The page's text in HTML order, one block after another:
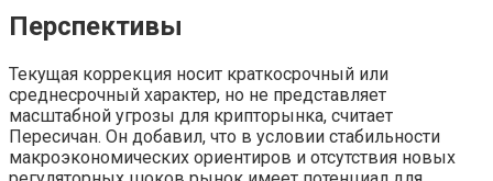
Перспективы
Текущая коррекция носит краткосрочный или
среднесрочный характер, но не представляет
масштабной угрозы для крипторынка, считает
Пересичан. Он добавил, что в условии стабильности
макроэкономических ориентиров и отсутствия новых